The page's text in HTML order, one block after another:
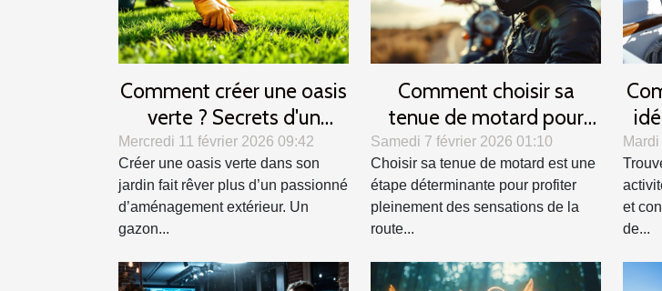
Comment créer une oasis
verte ? Secrets d'un
gazon parfait
Mercredi 11 février 2026 09:42
Créer une oasis verte dans son
jardin fait rêver plus d’un passionné
d’aménagement extérieur. Un
gazon...
Comment choisir sa
tenue de motard pour
allier confort et sécurité ?
Samedi 7 février 2026 01:10
Choisir sa tenue de motard est une
étape déterminante pour profiter
pleinement des sensations de la
route...
et
de...